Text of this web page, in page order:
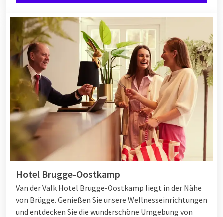
Hotel Brugge-Oostkamp
Van der Valk Hotel Brugge-Oostkamp liegt in der Nähe
von Brügge. Genießen Sie unsere Wellnesseinrichtungen
und entdecken Sie die wunderschöne Umgebung von